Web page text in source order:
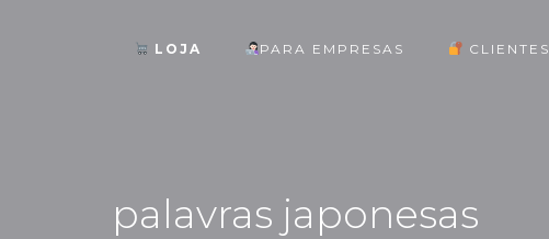
LOJA PARA EMPRESAS CLIENTES
palavras japonesas